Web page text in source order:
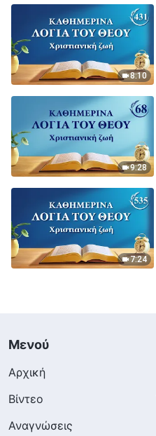
8:10
9:28
7:24
Μενού
Αρχική
Βίντεο
Αναγνώσεις